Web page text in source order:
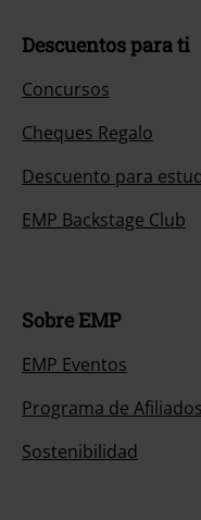
Descuentos para ti
Concursos
Cheques Regalo
Descuento para
EMP Backstage Club
Sobre EMP
EMP Eventos
Programa de Afiliados
Sostenibilidad